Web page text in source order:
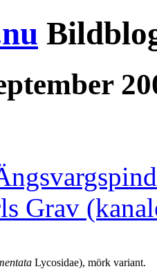
Grav
Lycosidae), mörk variant.